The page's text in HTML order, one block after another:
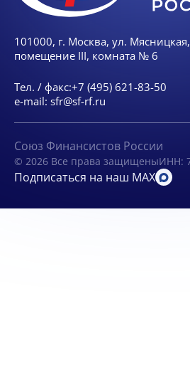
101000, г. Москва, ул.
помещение III, комната № 6
Тел. / факс:+7 (495) 621-83-50
e-mail: sfr@sf-rf.ru
Союз Финансистов России
© 2026 Все права защищеныИНН:
Подписаться на наш MAX